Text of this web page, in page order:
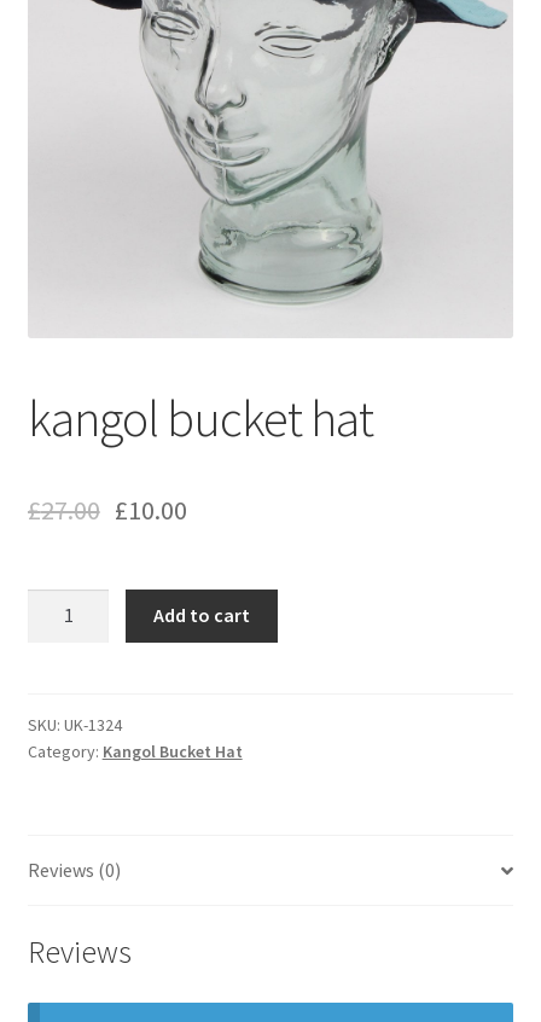
kangol bucket hat
£27.00 £10.00
Add to cart
SKU: UK-1324
Category: Kangol Bucket Hat
Reviews (0)
Reviews